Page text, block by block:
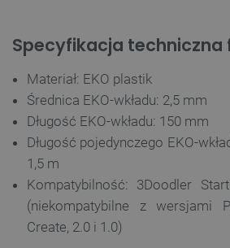
Specyfikacja
Materiał: EKO plastik
Średnica EKO-wkładu: 2,5 mm
Długość EKO-wkładu: 150 mm
Długość pojedynczego EKO-
1,5 m
Kompatybilność: 3Doodler
(niekompatybilne z wersjami
Create, 2.0 i 1.0)Polityce prywatności Google